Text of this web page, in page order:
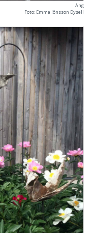
Äng
Foto: Emma Jönsson Dysell